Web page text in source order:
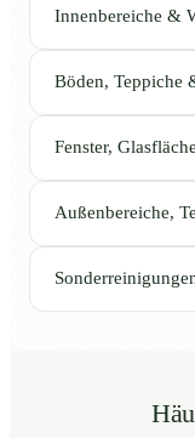
Innenbereiche &
Böden, Teppiche
Fenster,
Außenbereiche,